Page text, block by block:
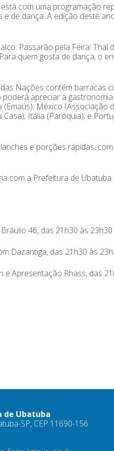
com uma programação
de dança. A edição deste
Passarão pela Feira: Thal
quem gosta de dança, o
Nações contém barracas
apreciar a
México (Associação
Itália (Paróquia); e
e porções rápidas,
com a Prefeitura de
46, das 21h30 às 23h30
Dazantiga, das 21h30 às
e Apresentação Rhass, das
de Ubatuba
SP, CEP 11690-156